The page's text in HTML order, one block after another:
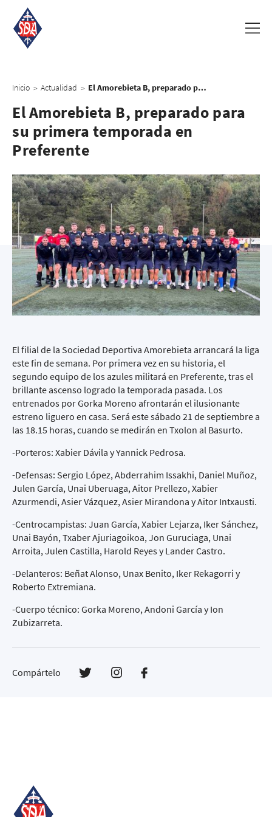
Inicio > Actualidad > El Amorebieta B, preparado para su primera temporada en Preferente
El Amorebieta B, preparado para
su primera temporada en
Preferente
El filial de la Sociedad Deportiva Amorebieta arrancará la liga
este fin de semana. Por primera vez en su historia, el
segundo equipo de los azules militará en Preferente, tras el
brillante ascenso logrado la temporada pasada. Los
entrenados por Gorka Moreno afrontarán el ilusionante
estreno liguero en casa. Será este sábado 21 de septiembre a
las 18.15 horas, cuando se medirán en Txolon al Basurto.
-Porteros: Xabier Dávila y Yannick Pedrosa.
-Defensas: Sergio López, Abderrahim Issakhi, Daniel Muñoz,
Julen García, Unai Uberuaga, Aitor Prellezo, Xabier
Azurmendi, Asier Vázquez, Asier Mirandona y Aitor Intxausti.
-Centrocampistas: Juan García, Xabier Lejarza, Iker Sánchez,
Unai Bayón, Txaber Ajuriagoikoa, Jon Guruciaga, Unai
Arroita, Julen Castilla, Harold Reyes y Lander Castro.
-Delanteros: Beñat Alonso, Unax Benito, Iker Rekagorri y
Roberto Extremiana.
-Cuerpo técnico: Gorka Moreno, Andoni García y Ion
Zubizarreta.
Compártelo